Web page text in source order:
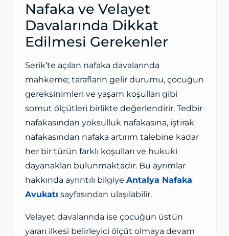
Nafaka ve Velayet
Davalarında Dikkat
Edilmesi Gerekenler
Serik’te açılan nafaka davalarında
mahkeme; tarafların gelir durumu, çocuğun
gereksinimleri ve yaşam koşulları gibi
somut ölçütleri birlikte değerlendirir. Tedbir
nafakasından yoksulluk nafakasına, iştirak
nafakasından nafaka artırım talebine kadar
her bir türün farklı koşulları ve hukuki
dayanakları bulunmaktadır. Bu ayrımlar
hakkında ayrıntılı bilgiye Antalya Nafaka
Avukatı sayfasından ulaşılabilir.
Velayet davalarında ise çocuğun üstün
yararı ilkesi belirleyici ölçüt olmaya devam